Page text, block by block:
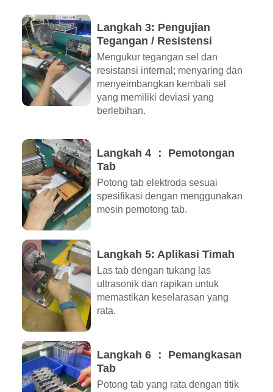
Langkah 3: Pengujian
Tegangan / Resistensi
Mengukur tegangan sel dan
resistansi internal; menyaring dan
menyeimbangkan kembali sel
yang memiliki deviasi yang
berlebihan.
Langkah 4 ： Pemotongan
Tab
Potong tab elektroda sesuai
spesifikasi dengan menggunakan
mesin pemotong tab.
Langkah 5: Aplikasi Timah
Las tab dengan tukang las
ultrasonik dan rapikan untuk
memastikan keselarasan yang
rata.
Langkah 6 ： Pemangkasan
Tab
Potong tab yang rata dengan titik